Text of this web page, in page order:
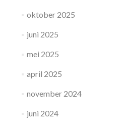
oktober 2025
juni 2025
mei 2025
april 2025
november 2024
juni 2024